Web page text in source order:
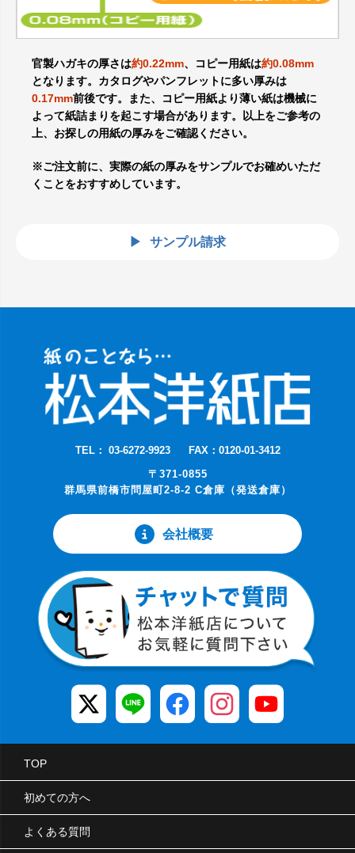
官製ハガキの厚さは約0.22mm、コピー用紙は約0.08mm
となります。カタログやパンフレットに多い厚みは
0.17mm前後です。また、コピー用紙より薄い紙は機械に
よって紙詰まりを起こす場合があります。以上をご参考の
上、お探しの用紙の厚みをご確認ください。
※ご注文前に、実際の紙の厚みをサンプルでお確めいただ
くことをおすすめしています。
サンプル請求
TEL： 03-6272-9923
FAX：0120-01-3412
〒371-0855
群馬県前橋市問屋町2-8-2 C倉庫（発送倉庫）
会社概要
TOP
初めての方へ
よくある質問